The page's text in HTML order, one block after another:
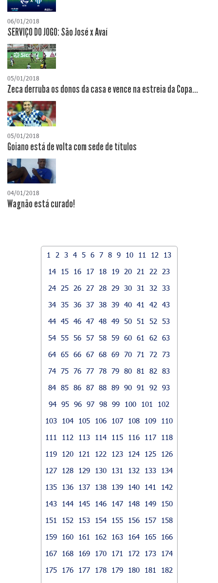
06/01/2018
SERVIÇO DO JOGO: São José x Avaí
05/01/2018
Zeca derruba os donos da casa e vence na estreia da Copa...
05/01/2018
Goiano está de volta com sede de títulos
04/01/2018
Wagnão está curado!
1 2 3 4 5 6 7 8 9 10 11 12
13
14
15 16 17 18 19 20 21 22
23
24
25 26 27 28 29 30 31 32
33
34 35 36 37 38 39 40 41 42
43
44 45 46 47 48 49 50 51 52
53
54 55 56 57 58 59 60 61 62
63
64 65 66 67 68 69 70 71 72
73
74 75 76 77 78 79 80 81 82
83
84 85 86 87 88 89 90 91 92
93
94 95 96 97 98 99 100 101
102
103
104 105 106 107 108 109
110
111
112 113 114 115 116 117
118
119
120 121 122 123 124 125
126
127
128 129 130 131 132 133
134
135
136 137 138 139 140 141
142
143
144 145 146 147 148 149
150
151
152 153 154 155 156 157
158
159
160 161 162 163 164 165
166
167
168 169 170 171 172 173
174
175
176 177 178 179 180 181
182